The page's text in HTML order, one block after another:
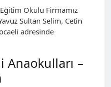
Okulu Firmamız
Sultan Selim, Cetin
adresinde
Anaokulları –